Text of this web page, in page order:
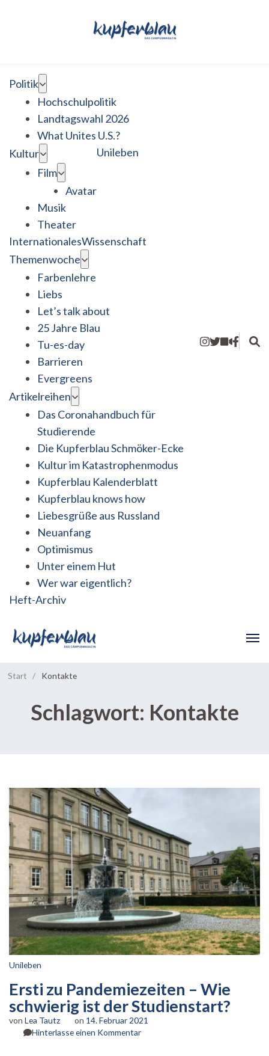
Politik
Hochschulpolitik
Landtagswahl 2026
What Unites U.S.?
Kultur
Film
Avatar
Musik
Theater
Unileben
InternationalesWissenschaft
Themenwoche
Farbenlehre
Liebs
Let’s talk about
25 Jahre Blau
Tu-es-day
Barrieren
Evergreens
Artikelreihen
Das Coronahandbuch für
Studierende
Die Kupferblau Schmöker-Ecke
Kultur im Katastrophenmodus
Kupferblau Kalenderblatt
Kupferblau knows how
Liebesgrüße aus Russland
Neuanfang
Optimismus
Unter einem Hut
Wer war eigentlich?
Heft-Archiv
Start / Kontakte
Schlagwort: Kontakte
Unileben
Ersti zu Pandemiezeiten – Wie
schwierig ist der Studienstart?
von Lea Tautz on 14. Februar 2021
Hinterlasse einen Kommentarzu